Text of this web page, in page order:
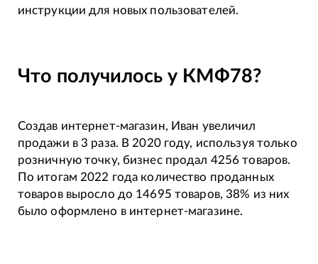
инструкции для новых пользователей.
Что получилось у КМФ78?
Создав интернет-магазин, Иван увеличил
продажи в 3 раза. В 2020 году, используя только
розничную точку, бизнес продал 4256 товаров.
По итогам 2022 года количество проданных
товаров выросло до 14695 товаров, 38% из них
было оформлено в интернет-магазине.